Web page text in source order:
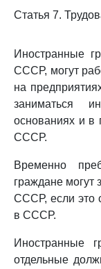
Статья 7.
Иностранные
СССР, могут
на
заниматься
основаниях и в
СССР.
Временно
граждане могут
СССР, если это
в СССР.
Иностранные
отдельные